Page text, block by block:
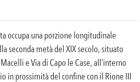
occupa una porzione longitudinale
seconda metà del XIX secolo, situato
e Via di Capo le Case, all’interno
in prossimità del confine con il Rione III